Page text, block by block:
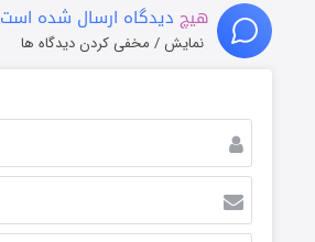
هیچ دیدگاه ارسال شده است
نمایش / مخفی کردن دیدگاه ها